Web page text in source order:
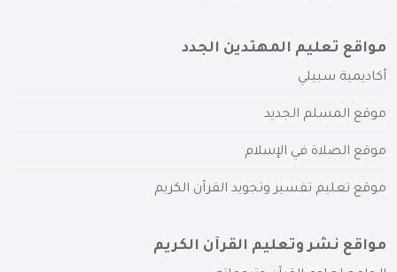
مواقع تعليم المهتدين الجدد
أكاديمية سبيلي
موقع المسلم الجديد
موقع الصلاة في الإسلام
موقع تعليم تفسير وتجويد القرآن الكريم
مواقع نشر وتعليم القرآن الكريم